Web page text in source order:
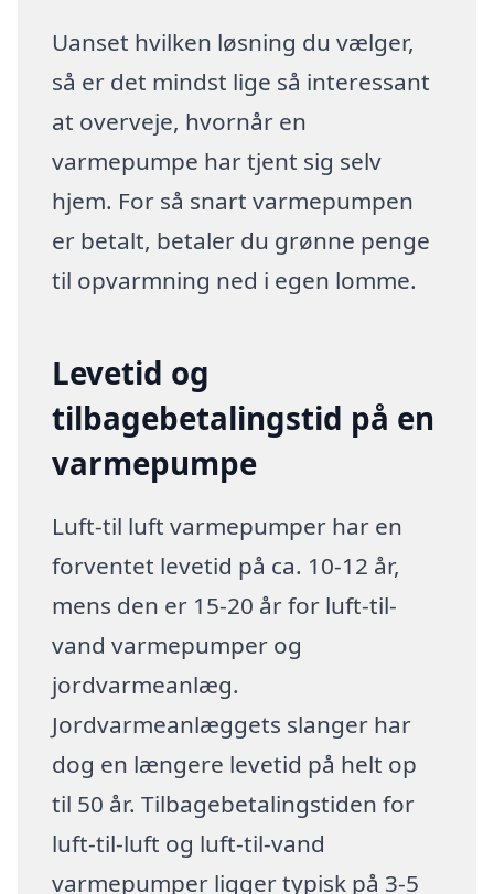
Uanset hvilken løsning du vælger,
så er det mindst lige så interessant
at overveje, hvornår en
varmepumpe har tjent sig selv
hjem. For så snart varmepumpen
er betalt, betaler du grønne penge
til opvarmning ned i egen lomme.
Levetid og
tilbagebetalingstid på en
varmepumpe
Luft-til luft varmepumper har en
forventet levetid på ca. 10-12 år,
mens den er 15-20 år for luft-til-
vand varmepumper og
jordvarmeanlæg.
Jordvarmeanlæggets slanger har
dog en længere levetid på helt op
til 50 år. Tilbagebetalingstiden for
luft-til-luft og luft-til-vand
varmepumper ligger typisk på 3-5